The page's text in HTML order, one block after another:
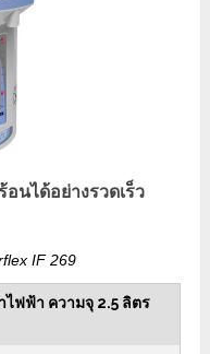
นได้อย่างรวดเร็ว
IF 269
ไฟฟ้า ความจุ 2.5 ลิตร